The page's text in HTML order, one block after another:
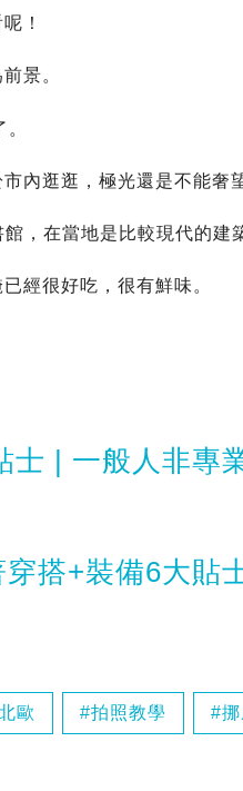
！
景。
內逛逛，極光還是不能奢
，在當地是比較現代的建
經很好吃，很有鮮味。
士 | 一般人非專
搭+裝備6大貼
歐 拍照教學